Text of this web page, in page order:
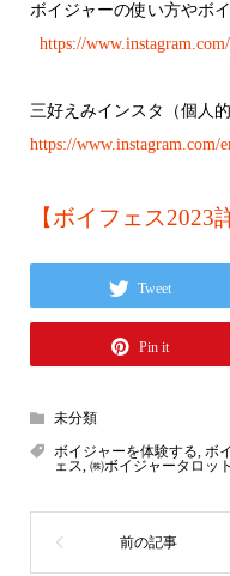
ボイジャーの使い方やボ
https://
三好えみインスタ（個人
https://www.instagram.com/
【ボイフェス2023
Tweet
Pin it
未分類
ボイジャーを体験する, ボ
ェス, ㈱ボイジャータロッ